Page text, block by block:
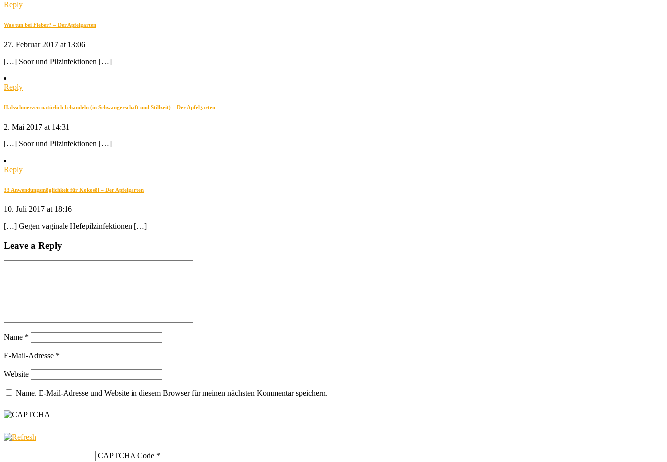
Reply
Was tun bei Fieber? – Der Apfelgarten
27. Februar 2017 at 13:06
[…] Soor und Pilzinfektionen […]
Reply
Halsschmerzen natürlich behandeln (in Schwangerschaft und Stillzeit) – Der Apfelgarten
2. Mai 2017 at 14:31
[…] Soor und Pilzinfektionen […]
Reply
33 Anwendungsmöglichkeit für Kokosöl – Der Apfelgarten
10. Juli 2017 at 18:16
[…] Gegen vaginale Hefepilzinfektionen […]
Leave a Reply
Name *
E-Mail-Adresse *
Website
Name, E-Mail-Adresse und Website in diesem Browser für meinen nächsten Kommentar speichern.
CAPTCHA Code *